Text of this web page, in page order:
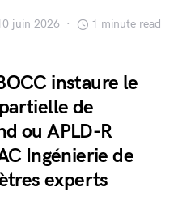
juin 2026 1 minute read
instaure le
de
ou APLD-R
Ingénierie de
experts